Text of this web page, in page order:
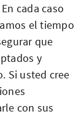
cada caso
el tiempo
que
y
Si usted cree
con sus